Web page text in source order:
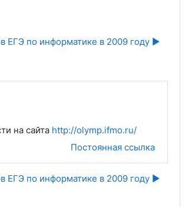
ЕГЭ по информатике в 2009 году ▶︎
на сайта http://olymp.ifmo.ru/
Постоянная ссылка
ЕГЭ по информатике в 2009 году ▶︎